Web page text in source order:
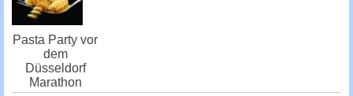
Pasta Party vor
dem
Düsseldorf
Marathon